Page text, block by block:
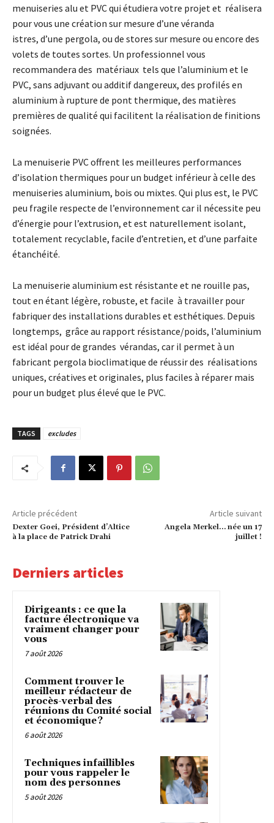
menuiseries alu et PVC qui étudiera votre projet et réalisera
pour vous une création sur mesure d’une véranda
istres, d’une pergola, ou de stores sur mesure ou encore des
volets de toutes sortes. Un professionnel vous
recommandera des matériaux tels que l’aluminium et le
PVC, sans adjuvant ou additif dangereux, des profilés en
aluminium à rupture de pont thermique, des matières
premières de qualité qui facilitent la réalisation de finitions
soignées.
La menuiserie PVC offrent les meilleures performances
d’isolation thermiques pour un budget inférieur à celle des
menuiseries aluminium, bois ou mixtes. Qui plus est, le PVC
peu fragile respecte de l’environnement car il nécessite peu
d’énergie pour l’extrusion, et est naturellement isolant,
totalement recyclable, facile d’entretien, et d’une parfaite
étanchéité.
La menuiserie aluminium est résistante et ne rouille pas,
tout en étant légère, robuste, et facile à travailler pour
fabriquer des installations durables et esthétiques. Depuis
longtemps, grâce au rapport résistance/poids, l’aluminium
est idéal pour de grandes vérandas, car il permet à un
fabricant pergola bioclimatique de réussir des réalisations
uniques, créatives et originales, plus faciles à réparer mais
pour un budget plus élevé que le PVC.
TAGS excludes
Article précédent
Dexter Goei, Président d’Altice
à la place de Patrick Drahi
Article suivant
Angela Merkel… née un 17
juillet !
Derniers articles
Dirigeants : ce que la
facture électronique va
vraiment changer pour
vous
7 août 2026
Comment trouver le
meilleur rédacteur de
procès-verbal des
réunions du Comité social
et économique ?
6 août 2026
Techniques infaillibles
pour vous rappeler le
nom des personnes
5 août 2026